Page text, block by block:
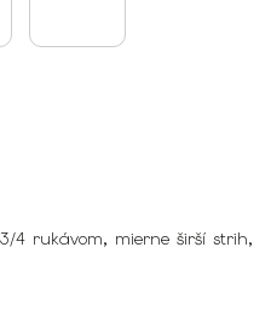
4 rukávom, mierne širší strih,